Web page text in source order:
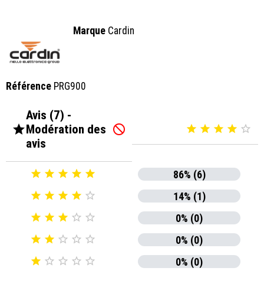
Marque Cardin
Référence PRG900

Avis (7) -
Modération des
avis
     
    
86% (6)
    
14% (1)
    
0% (0)
    
0% (0)
     0% (0)